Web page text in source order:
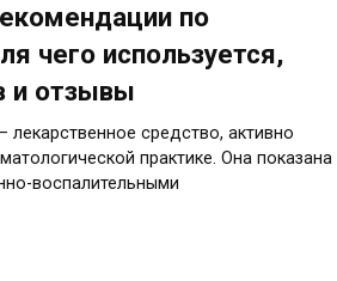
по
чего используется,
и отзывы
средство, активно
практике. Она показана
воспалительными